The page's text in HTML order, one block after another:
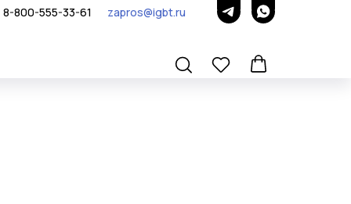
8-800-555-33-61 zapros@igbt.ru